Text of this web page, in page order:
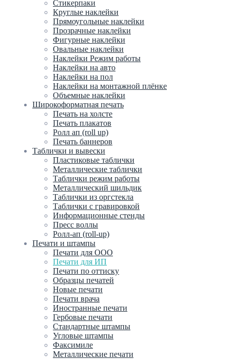
Стикерпаки
Круглые наклейки
Прямоугольные наклейки
Прозрачные наклейки
Фигурные наклейки
Овальные наклейки
Наклейки Режим работы
Наклейки на авто
Наклейки на пол
Наклейки на монтажной плёнке
Объемные наклейки
Широкоформатная печать
Печать на холсте
Печать плакатов
Ролл ап (roll up)
Печать баннеров
Таблички и вывески
Пластиковые таблички
Металлические таблички
Таблички режим работы
Металлический шильдик
Таблички из оргстекла
Таблички с гравировкой
Информационные стенды
Пресс воллы
Ролл-ап (roll-up)
Печати и штампы
Печати для ООО
Печати для ИП
Печати по оттиску
Образцы печатей
Новые печати
Печати врача
Иностранные печати
Гербовые печати
Стандартные штампы
Угловые штампы
Факсимиле
Металлические печати